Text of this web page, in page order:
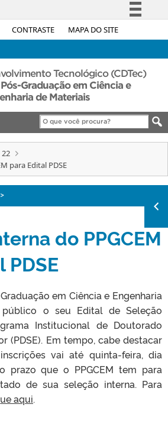
CONTRASTE MAPA DO SITE
Simplifique!
Acesso à informação
Legislação
Canais
Tecnológico (CDTec)
Graduação em Ciência e
de Materiais
22
para Edital PDSE
>
do PPGCEM
PDSE
em Ciência e Engenharia
o seu Edital de Seleção
Institucional de Doutorado
(PDSE). Em tempo, cabe destacar
vai até quinta-feira, dia
prazo que o PPGCEM tem para
de sua seleção interna. Para
aqui.